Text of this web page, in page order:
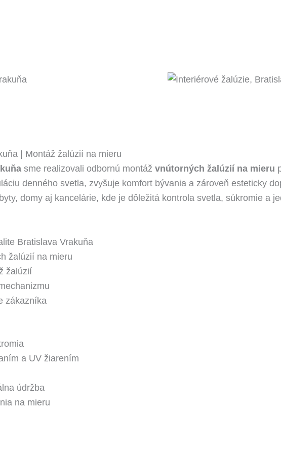
| Montáž žalúzií na mieru
sme realizovali odbornú montáž vnútorných žalúzií na mieru
denného svetla, zvyšuje komfort bývania a zároveň esteticky
domy aj kancelárie, kde je dôležitá kontrola svetla, súkromie a
Bratislava Vrakuňa
žalúzií na mieru
žalúzií
zákazníka
a UV žiarením
údržba
na mieru